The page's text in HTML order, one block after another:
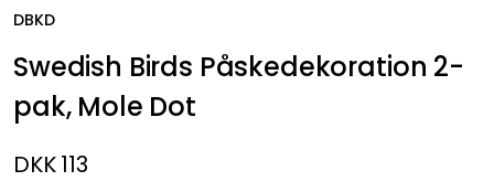
DBKD
Swedish Birds Påskedekoration 2-
pak, Mole Dot
DKK 113